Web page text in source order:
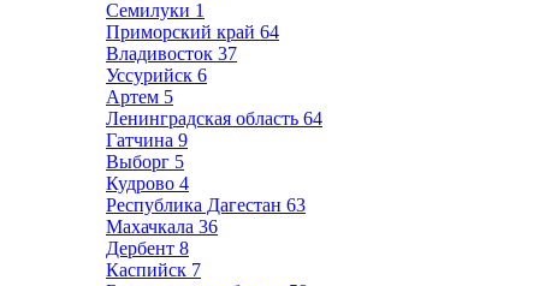
Семилуки 1
Приморский край 64
Владивосток 37
Уссурийск 6
Артем 5
Ленинградская область 64
Гатчина 9
Выборг 5
Кудрово 4
Республика Дагестан 63
Махачкала 36
Дербент 8
Каспийск 7